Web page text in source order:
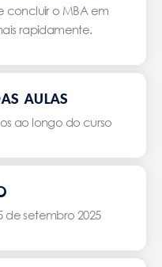
concluir o MBA em
rapidamente.
AULAS
ao longo do curso
de setembro 2025